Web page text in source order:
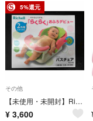
5%還元
その他
【未使用・未開封】Richell バスチェア マット付き
¥ 3,600